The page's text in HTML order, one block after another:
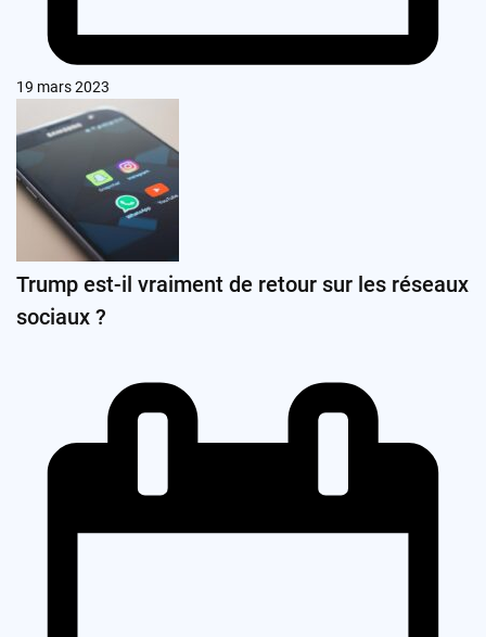
19 mars 2023
Trump est-il vraiment de retour sur les réseaux
sociaux ?